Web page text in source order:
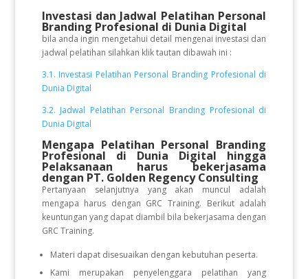
Investasi dan Jadwal Pelatihan Personal
Branding Profesional di Dunia Digital
bila anda ingin mengetahui detail mengenai investasi dan
jadwal pelatihan silahkan klik tautan dibawah ini :
3.1. Investasi Pelatihan Personal Branding Profesional di
Dunia Digital
3.2. Jadwal Pelatihan Personal Branding Profesional di
Dunia Digital
Mengapa Pelatihan Personal Branding
Profesional di Dunia Digital hingga
Pelaksanaan harus bekerjasama
dengan PT. Golden Regency Consulting
Pertanyaan selanjutnya yang akan muncul adalah
mengapa harus dengan GRC Training. Berikut adalah
keuntungan yang dapat diambil bila bekerjasama dengan
GRC Training.
Materi dapat disesuaikan dengan kebutuhan peserta.
Kami merupakan penyelenggara pelatihan yang